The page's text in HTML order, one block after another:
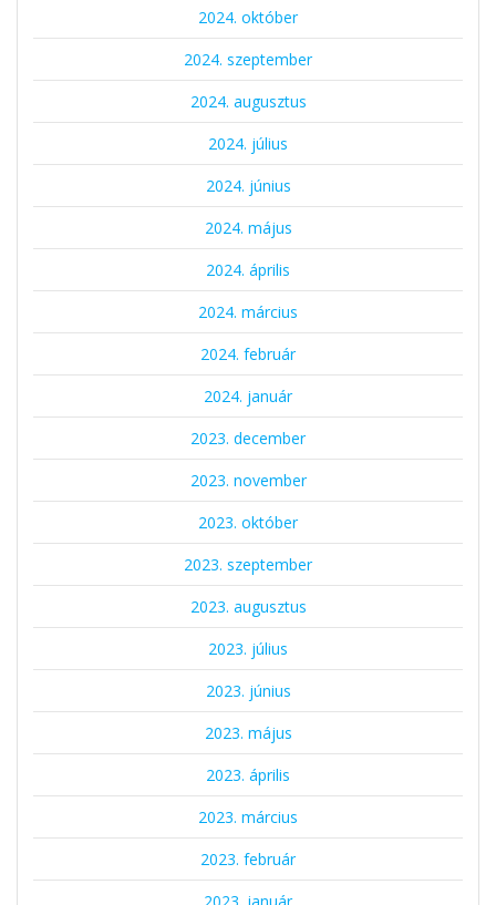
2024. október
2024. szeptember
2024. augusztus
2024. július
2024. június
2024. május
2024. április
2024. március
2024. február
2024. január
2023. december
2023. november
2023. október
2023. szeptember
2023. augusztus
2023. július
2023. június
2023. május
2023. április
2023. március
2023. február